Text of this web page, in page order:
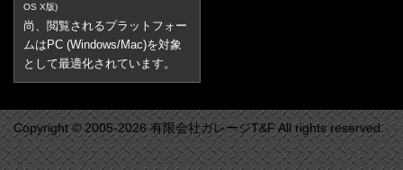
OS X版)
尚、閲覧されるプラットフォー
ムはPC (Windows/Mac)を対象
として最適化されています。
Copyright © 2005-2026 有限会社ガレージT&F All rights reserved.